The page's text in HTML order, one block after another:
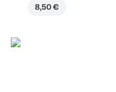
8,50 €